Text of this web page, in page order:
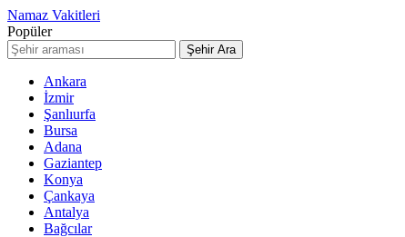
Namaz Vakitleri
Popüler
Şehir Ara
Ankara
İzmir
Şanlıurfa
Bursa
Adana
Gaziantep
Konya
Çankaya
Antalya
Bağcılar